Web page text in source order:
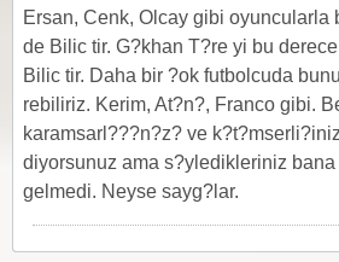
Ersan, Cenk, Olcay gibi oyuncularla
de Bilic tir. G?khan T?re yi bu
Bilic tir. Daha bir ?ok futbolcuda
rebiliriz. Kerim, At?n?, Franco gibi.
karamsarl???n?z? ve
diyorsunuz ama s?yledikleriniz
gelmedi. Neyse sayg?lar.